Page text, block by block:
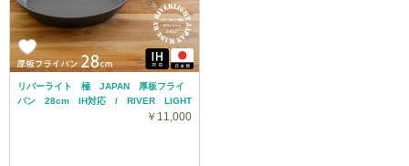
リバーライト 極 JAPAN 厚板フライ
パン 28cm IH対応 / RIVER LIGHT
￥11,000